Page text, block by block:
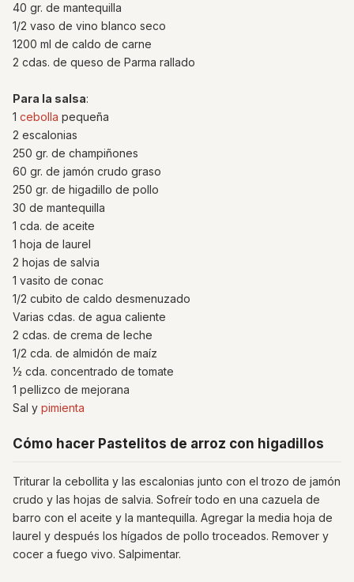
40 gr. de mantequilla
1/2 vaso de vino blanco seco
1200 ml de caldo de carne
2 cdas. de queso de Parma rallado
Para la salsa:
1 cebolla pequeña
2 escalonias
250 gr. de champiñones
60 gr. de jamón crudo graso
250 gr. de higadillo de pollo
30 de mantequilla
1 cda. de aceite
1 hoja de laurel
2 hojas de salvia
1 vasito de conac
1/2 cubito de caldo desmenuzado
Varias cdas. de agua caliente
2 cdas. de crema de leche
1/2 cda. de almidón de maíz
½ cda. concentrado de tomate
1 pellizco de mejorana
Sal y pimienta
Cómo hacer Pastelitos de arroz con higadillos
Triturar la cebollita y las escalonias junto con el trozo de jamón
crudo y las hojas de salvia. Sofreír todo en una cazuela de
barro con el aceite y la mantequilla. Agregar la media hoja de
laurel y después los hígados de pollo troceados. Remover y
cocer a fuego vivo. Salpimentar.